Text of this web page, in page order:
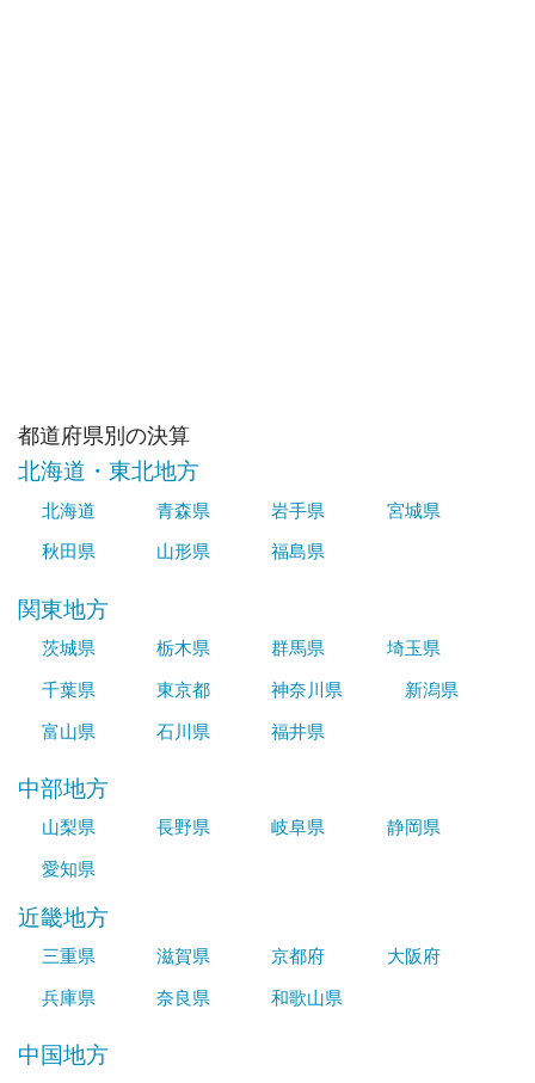
都道府県別の決算
北海道・東北地方
北海道 青森県 岩手県
宮城県
秋田県
山形県 福島県
関東地方
茨城県 栃木県 群馬県
埼玉県
千葉県
東京都 神奈川県
新潟県
富山県
石川県 福井県
中部地方
山梨県 長野県 岐阜県
静岡県
愛知県
近畿地方
三重県 滋賀県 京都府
大阪府
兵庫県
奈良県 和歌山県
中国地方